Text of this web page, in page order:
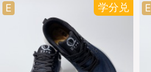
E 学分兑 E